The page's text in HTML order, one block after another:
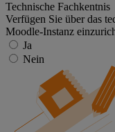
Technische Fachkentnis
Verfügen Sie über das
Moodle-Instanz
Ja
Nein